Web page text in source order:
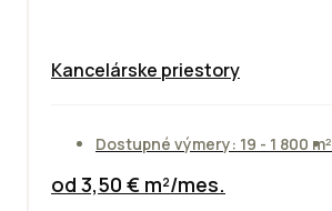
Kancelárske priestory
Dostupné výmery: 19 - 1 800 m²
od 3,50 € m²/mes.